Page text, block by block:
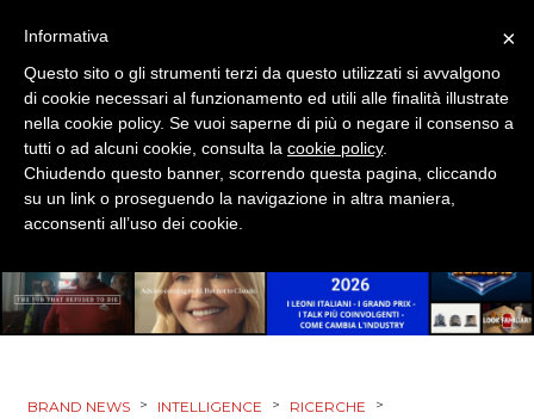
CSR
STRATEGIE
CINEMA
EDITORIA
BRAND NEWS > INTELLIGENCE > RICERCHE >
×
Informativa
Questo sito o gli strumenti terzi da questo utilizzati si avvalgono
di cookie necessari al funzionamento ed utili alle finalità illustrate
nella cookie policy. Se vuoi saperne di più o negare il consenso a
tutti o ad alcuni cookie, consulta la cookie policy.
Chiudendo questo banner, scorrendo questa pagina, cliccando
su un link o proseguendo la navigazione in altra maniera,
acconsenti all’uso dei cookie.